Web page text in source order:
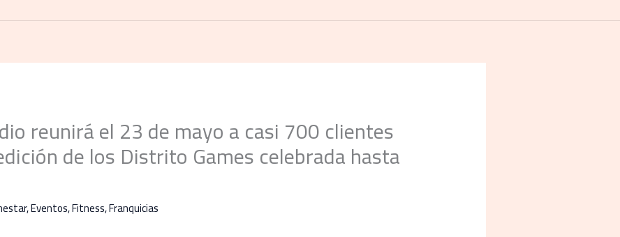
reunirá el 23 de mayo a casi 700 clientes
de los Distrito Games celebrada hasta
,Eventos,Fitness,Franquicias